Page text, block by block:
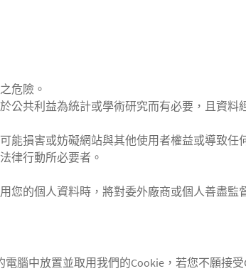
危險。
公共利益為統計或學術研究而有必要，且資
能損害或妨礙網站與其他使用者權益或導致
律行動所必要者。
您的個人資料時，將對委外廠商或個人善盡監
腦中放置並取用我們的Cookie，若您不願接